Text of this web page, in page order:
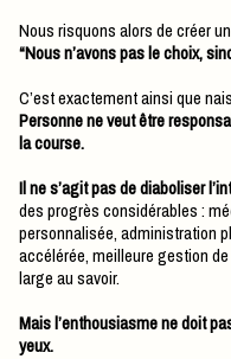
Nous risquons alors de créer
“Nous n’avons pas le choix,
C’est exactement ainsi que
Personne ne veut être
la course.
Il ne s’agit pas de diaboliser
des progrès considérables :
personnalisée, administration
accélérée, meilleure gestion
large au savoir.
Mais l’enthousiasme ne doit
yeux.